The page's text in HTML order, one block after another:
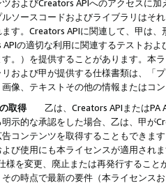
およびCreators APIへのアクセスに
ソースコードおよびライブラリはそ
す。Creators APIに関連して、甲は
APIの適切な利用に関連するテストお
。）を提供することがあります。本
および甲が提供する仕様書類は、「
像、テキストその他の情報またはコ
取得
乙は、Creators APIまたはPA
示的な承認をした場合、乙は、甲が
コンテンツを取得することもできま
び使用にも本ライセンスが適用され
様を変更、廃止または再発行するこ
の時点で最新の要件（本ライセン